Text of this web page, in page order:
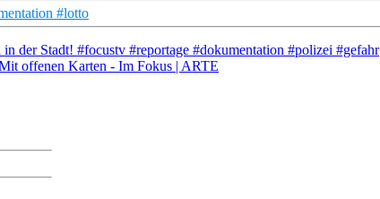
#lotto
der Stadt! #focustv #reportage #dokumentation #polizei #gefahr
offenen Karten - Im Fokus | ARTE